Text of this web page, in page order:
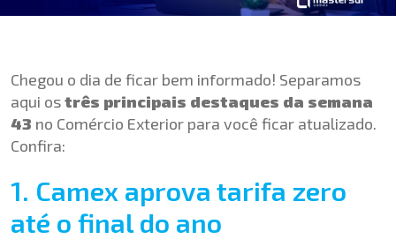
Chegou o dia de ficar bem informado! Separamos
aqui ostrês principais destaques da semana
43 no Comércio Exterior para você ficar atualizado.
Confira:
1. Camex aprova tarifa zero
até o final do ano